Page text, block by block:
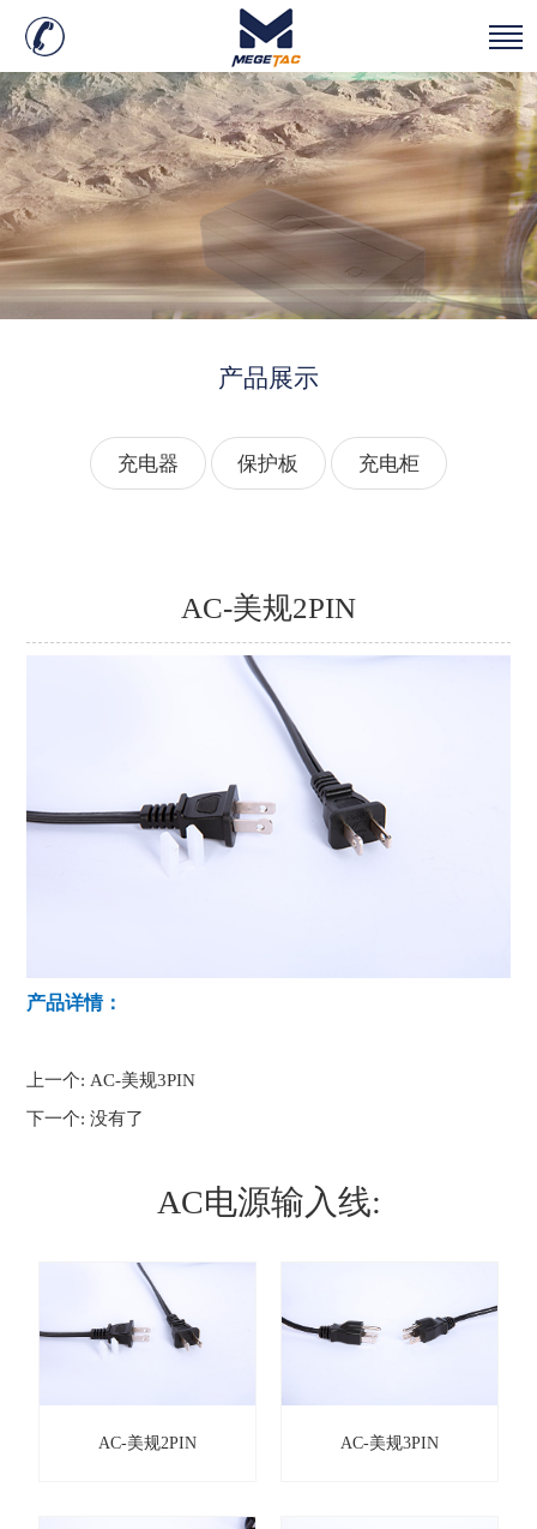
产品展示
充电器 保护板 充电柜
AC-美规2PIN
产品详情：
上一个: AC-美规3PIN
下一个:没有了
AC电源输入线:
AC-美规2PIN AC-美规3PIN